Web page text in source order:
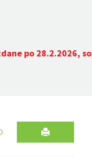
po 28.2.2026, so